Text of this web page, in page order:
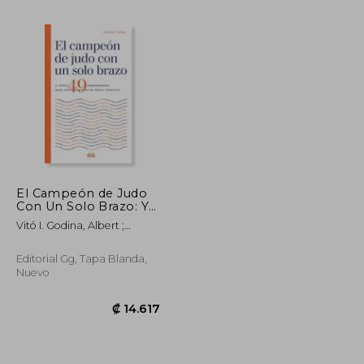
₡ 7.152
El Campeón de Judo
Con Un Solo Brazo: Y
Otros 49
Superpoderes Para
Héroe Creativo
Vitó I. Godina, Albert ;
Editorial Gg, Tapa Blanda,
Nuevo